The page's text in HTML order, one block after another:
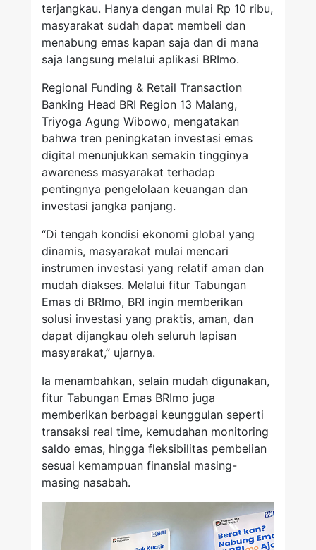
terjangkau. Hanya dengan mulai Rp 10 ribu,
masyarakat sudah dapat membeli dan
menabung emas kapan saja dan di mana
saja langsung melalui aplikasi BRImo.
Regional Funding & Retail Transaction
Banking Head BRI Region 13 Malang,
Triyoga Agung Wibowo, mengatakan
bahwa tren peningkatan investasi emas
digital menunjukkan semakin tingginya
awareness masyarakat terhadap
pentingnya pengelolaan keuangan dan
investasi jangka panjang.
“Di tengah kondisi ekonomi global yang
dinamis, masyarakat mulai mencari
instrumen investasi yang relatif aman dan
mudah diakses. Melalui fitur Tabungan
Emas di BRImo, BRI ingin memberikan
solusi investasi yang praktis, aman, dan
dapat dijangkau oleh seluruh lapisan
masyarakat,” ujarnya.
Ia menambahkan, selain mudah digunakan,
fitur Tabungan Emas BRImo juga
memberikan berbagai keunggulan seperti
transaksi real time, kemudahan monitoring
saldo emas, hingga fleksibilitas pembelian
sesuai kemampuan finansial masing-
masing nasabah.